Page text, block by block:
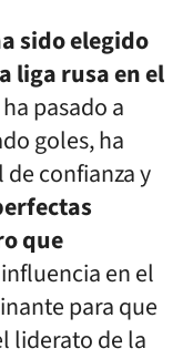
sido elegido
liga rusa en el
pasado a
goles, ha
confianza y
que
en el
para que
liderato de la